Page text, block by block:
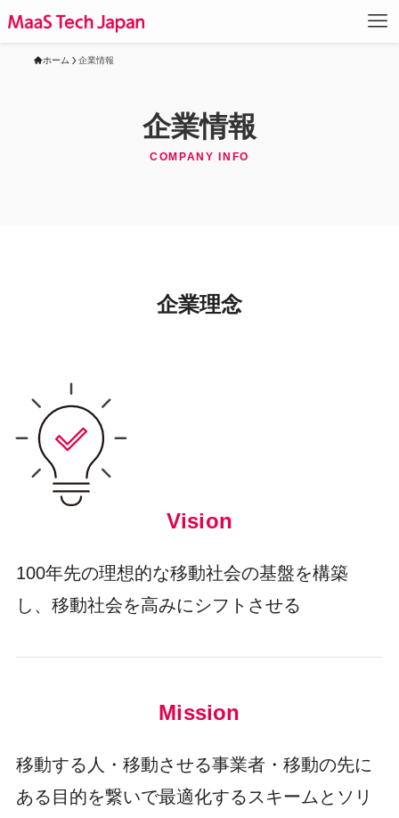
ホーム 企業情報
企業情報
COMPANY INFO
企業理念
Vision
100年先の理想的な移動社会の基盤を構築
し、移動社会を高みにシフトさせる
Mission
移動する人・移動させる事業者・移動の先に
ある目的を繋いで最適化するスキームとソリ